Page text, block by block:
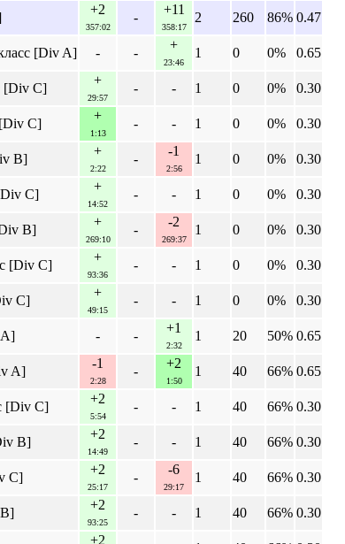
+2
357:02
-
+11
358:17
2 260 86% 0.47
[Div A] - -
+
23:46
1 0 0% 0.65
[Div C]
+
29:57
- - 1 0 0% 0.30
C]
+
1:13
- - 1 0 0% 0.30
B]
+
2:22
-
-1
2:56
1 0 0% 0.30
C]
+
14:52
- - 1 0 0% 0.30
B]
+
269:10
-
-2
269:37
1 0 0% 0.30
[Div C]
+
93:36
- - 1 0 0% 0.30
C]
+
49:15
- - 1 0 0% 0.30
A] - -
+1
2:32
1 20 50% 0.65
A]
-1
2:28
-
+2
1:50
1 40 66% 0.65
[Div C]
+2
5:54
- - 1 40 66% 0.30
B]
+2
14:49
- - 1 40 66% 0.30
C]
+2
25:17
-
-6
29:17
1 40 66% 0.30
+2
93:25
- - 1 40 66% 0.30
+2